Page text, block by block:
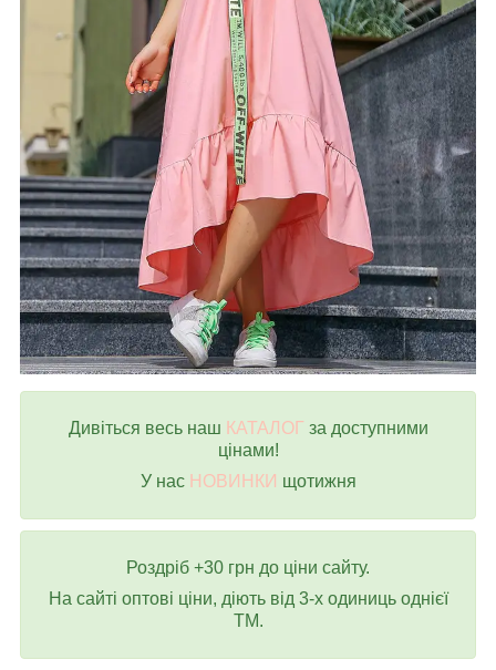
Дивіться весь наш КАТАЛОГ за доступними
цінами!
У нас НОВИНКИ щотижня
Роздріб +30 грн до ціни сайту.
На сайті оптові ціни, діють від 3-х одиниць однієї
ТМ.